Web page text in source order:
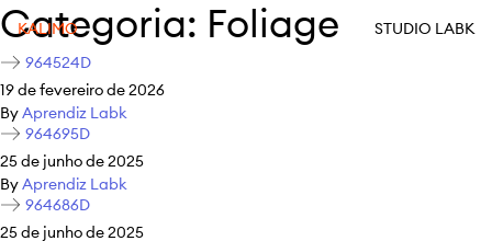
KALIMO STUDIO LABK
Categoria: Foliage
964524D
19 de fevereiro de 2026
ByAprendiz Labk
964695D
25 de junho de 2025
ByAprendiz Labk
964686D
25 de junho de 2025